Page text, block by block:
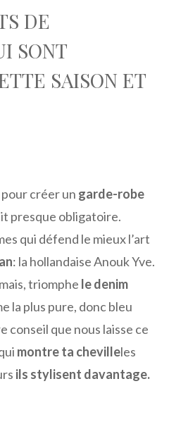
DE
SONT
SAISON ET
créer un garde-robe
presque obligatoire.
qui défend le mieux l’art
: la hollandaise Anouk Yve.
triomphe le denim
la plus pure, donc bleu
que nous laisse ce
montre ta chevilleles
ils stylisent davantage.